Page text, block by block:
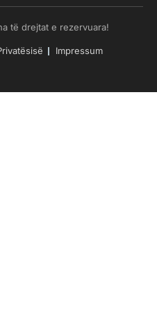
të drejtat e rezervuara!
Impressum